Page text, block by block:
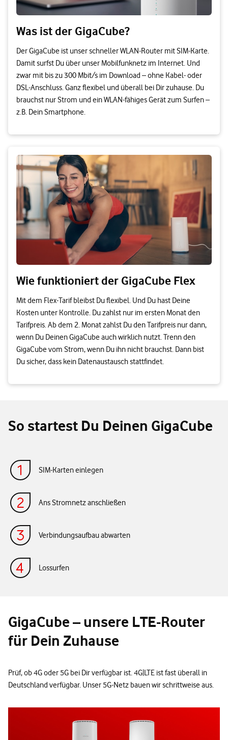
Was ist der GigaCube?
Der GigaCube ist unser schneller WLAN-Router mit SIM-Karte.
Damit surfst Du über unser Mobilfunknetz im Internet. Und
zwar mit bis zu 300 Mbit/s im Download – ohne Kabel- oder
DSL-Anschluss. Ganz flexibel und überall bei Dir zuhause. Du
brauchst nur Strom und ein WLAN-fähiges Gerät zum Surfen –
z.B. Dein Smartphone.
Wie funktioniert der GigaCube Flex
Mit dem Flex-Tarif bleibst Du flexibel. Und Du hast Deine
Kosten unter Kontrolle. Du zahlst nur im ersten Monat den
Tarifpreis. Ab dem 2. Monat zahlst Du den Tarifpreis nur dann,
wenn Du Deinen GigaCube auch wirklich nutzt. Trenn den
GigaCube vom Strom, wenn Du ihn nicht brauchst. Dann bist
Du sicher, dass kein Datenaustausch stattfindet.
So startest Du Deinen GigaCube
SIM-Karten einlegen
Ans Stromnetz anschließen
Verbindungsaufbau abwarten
Lossurfen
GigaCube – unsere LTE-Router
für Dein Zuhause
Prüf, ob 4G oder 5G bei Dir verfügbar ist. 4G|LTE ist fast überall in
Deutschland verfügbar. Unser 5G-Netz bauen wir schrittweise aus.